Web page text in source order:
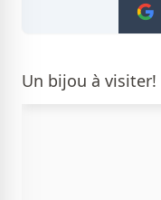
Un bijou à visiter!